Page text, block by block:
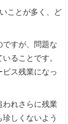
ことが多く、ど
ですが、問題な
ることです。
ス残業になっ
われさらに残業
しくないよう